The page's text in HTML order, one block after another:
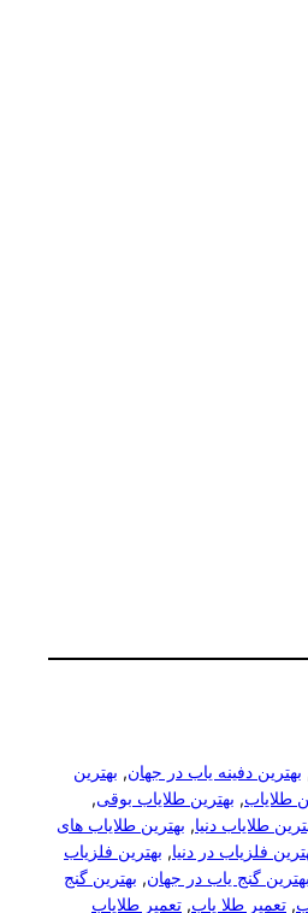
بهترین دفینه یاب در جهان, بهترین
طلایاب, بهترین طلایاب بوقی,
طلایاب دنیا, بهترین طلایاب های
فلزیاب در دنیا, بهترین فلزیاب
بهترین گنج یاب در جهان, بهترین گنج
, تعمیر طلا یاب, تعمیر طلایاب